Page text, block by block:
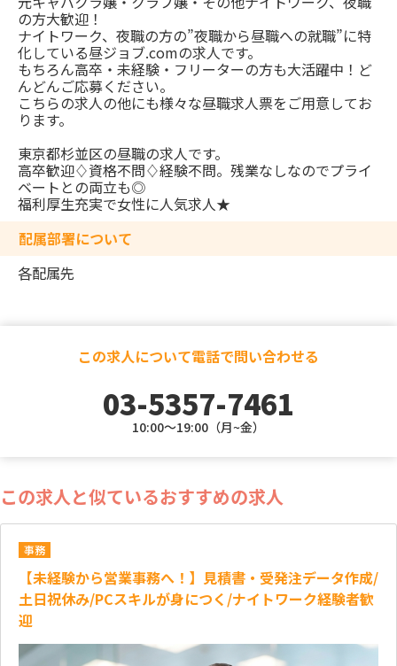
の方大歓迎！
ナイトワーク、夜職の方の”夜職から昼職への就職”に特
化している昼ジョブ.comの求人です。
もちろん高卒・未経験・フリーターの方も大活躍中！ど
んどんご応募ください。
こちらの求人の他にも様々な昼職求人票をご用意してお
ります。
東京都杉並区の昼職の求人です。
高卒歓迎♢資格不問♢経験不問。残業なしなのでプライ
ベートとの両立も◎
福利厚生充実で女性に人気求人★
配属部署について
各配属先
この求人について電話で問い合わせる
03-5357-7461
10:00～19:00（月~金）
この求人と似ているおすすめの求人
事務
【未経験から営業事務へ！】見積書・受発注データ作成/
土日祝休み/PCスキルが身につく/ナイトワーク経験者歓
迎